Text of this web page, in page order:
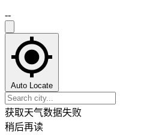
--
Auto Locate
获取天气数据失败
稍后再读